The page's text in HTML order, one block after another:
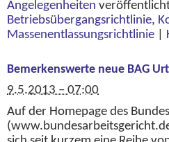
Angelegenheiten
Betriebsübergangsrichtlinie,
Massenentlassungsrichtlinie
Bemerkenswerte neue BAG
9.5.2013 – 07:00
Auf der Homepage des